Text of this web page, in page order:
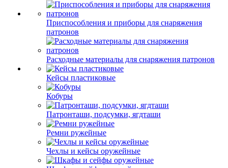
Приспособления и приборы для снаряжения
патронов
Расходные материалы для снаряжения патронов
Кейсы пластиковые
Кобуры
Патронташи, подсумки, ягдташи
Ремни ружейные
Чехлы и кейсы оружейные